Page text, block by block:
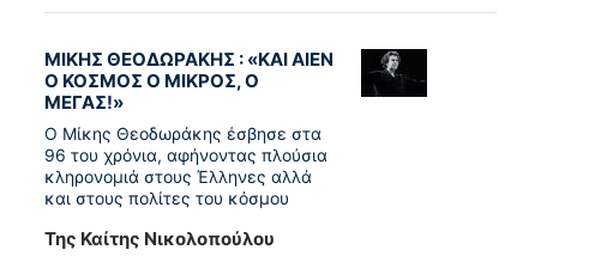
ΜΙΚΗΣ ΘΕΟΔΩΡΑΚΗΣ : «KAI ΑΙΕΝ
Ο ΚΟΣΜΟΣ Ο ΜΙΚΡΟΣ, Ο
ΜΕΓΑΣ!»
Ο Μίκης Θεοδωράκης έσβησε στα
96 του χρόνια, αφήνοντας πλούσια
κληρονομιά στους Έλληνες αλλά
και στους πολίτες του κόσμου
Της Καίτης Νικολοπούλου